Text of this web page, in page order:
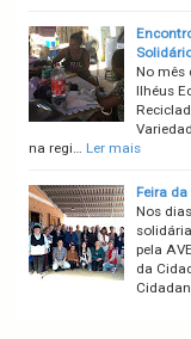
No mês
Ilhéus
na regi… Ler mais
Feira
Nos
pela
da